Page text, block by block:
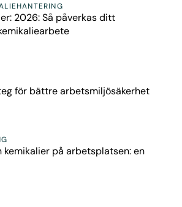
2026: Så påverkas ditt
för bättre arbetsmiljösäkerhet
kemikalier på arbetsplatsen: en